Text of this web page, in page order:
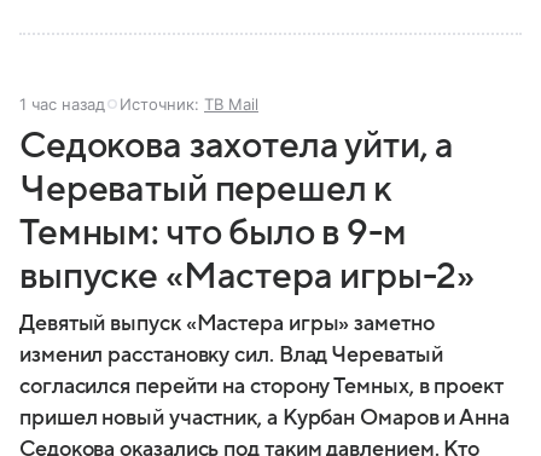
1 час назад Источник: ТВ Mail
Седокова захотела уйти, а
Череватый перешел к
Темным: что было в 9-м
выпуске «Мастера игры-2»
Девятый выпуск «Мастера игры» заметно
изменил расстановку сил. Влад Череватый
согласился перейти на сторону Темных, в проект
пришел новый участник, а Курбан Омаров и Анна
Седокова оказались под таким давлением. Кто